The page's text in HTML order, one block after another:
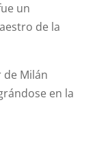
un
de la
de Milán
en la